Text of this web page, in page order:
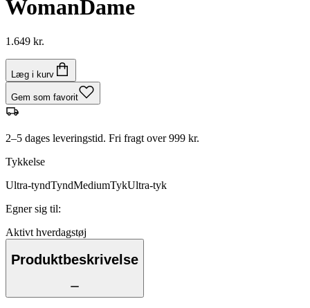
WomanDame
1.649 kr.
Læg i kurv
Gem som favorit
2–5 dages leveringstid. Fri fragt over 999 kr.
Tykkelse
Ultra-tyndTyndMediumTykUltra-tyk
Egner sig til:
Aktivt hverdagstøj
Produktbeskrivelse